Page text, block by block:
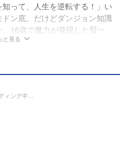
知って、人生を逆転する！」い
ン底。だけどダンジョン知識
16歳で魔力が発現した賢一
なり、快楽と暴力の無法地
た知識で最強の魔物をなぎ
散(セッ〇ス)!?知識で無双し
気持ちいい成り上がり冒険譚
と見る
ィング中…